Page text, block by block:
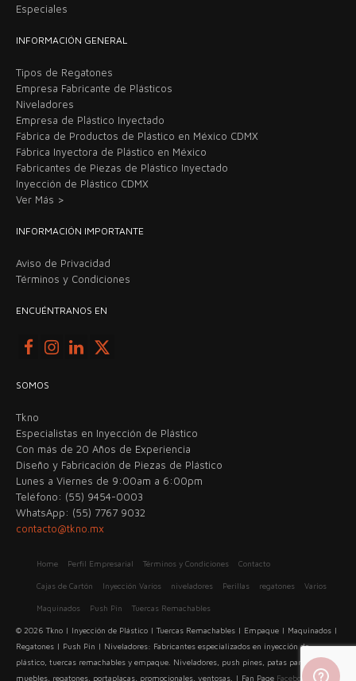
Especiales
INFORMACIÓN GENERAL
Tipos de Regatones
Empresa Fabricante de Plásticos
Niveladores
Empresa de Plástico Inyectado
Fábrica de Productos de Plástico en México CDMX
Fábrica Inyectora de Plástico en México
Fabricantes de Piezas de Plástico Inyectado
Inyección de Plástico CDMX
Ver Más >
INFORMACIÓN IMPORTANTE
Aviso de Privacidad
Términos y Condiciones
ENCUÉNTRANOS EN
SOMOS
Tkno
Especialistas en Inyección de Plástico
Con más de 20 Años de Experiencia
Diseño y Fabricación de Piezas de Plástico
Lunes a Viernes de 9:00am a 6:00pm
Teléfono: (55) 9454-0003
WhatsApp: (55) 7767 9032
contacto@tkno.mx
Home Perfil Empresarial Términos y Condiciones Contacto
Cajas de Cartón Inyección Varios niveladores Perillas regatones Varios
Maquinados Push Pin Tuercas Remachables
© 2026 Tkno | Inyección de Plástico | Tuercas Remachables | Empaque | Maquinados |
Regatones | Push Pin | Niveladores: Fabricantes especializados en inyección de
plástico, tuercas remachables y empaque. Niveladores, push pines, patas para
muebles, regatones, portaplacas, promocionales, ventosas. | Fan Page Facebook